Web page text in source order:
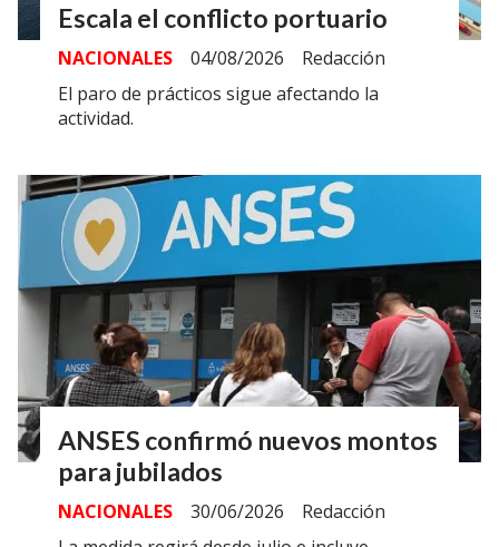
Escala el conflicto portuario
Redacción
NACIONALES
04/08/2026
El paro de prácticos sigue afectando la
actividad.
ANSES confirmó nuevos montos
para jubilados
Redacción
NACIONALES
30/06/2026